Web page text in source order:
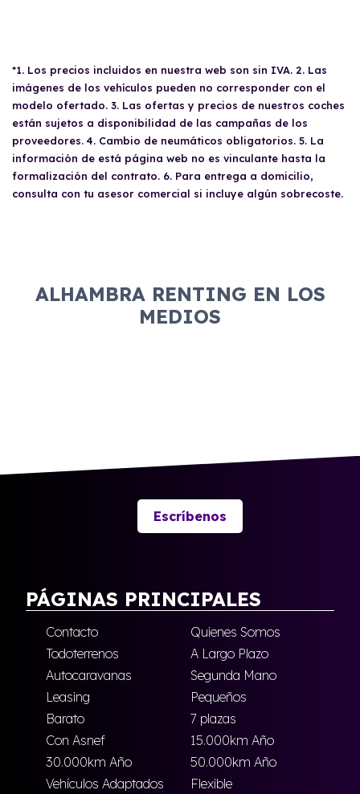
*1. Los precios incluidos en nuestra web son sin IVA. 2. Las
imágenes de los vehículos pueden no corresponder con el
modelo ofertado. 3. Las ofertas y precios de nuestros coches
están sujetos a disponibilidad de las campañas de los
proveedores. 4. Cambio de neumáticos obligatorios. 5. La
información de está página web no es vinculante hasta la
formalización del contrato. 6. Para entrega a domicilio,
consulta con tu asesor comercial si incluye algún sobrecoste.
ALHAMBRA RENTING EN LOS
MEDIOS
Escríbenos
PÁGINAS PRINCIPALES
Contacto
Quienes Somos
Todoterrenos
A Largo Plazo
Autocaravanas
Segunda Mano
Leasing
Pequeños
Barato
7 plazas
Con Asnef
15.000km Año
30.000km Año
50.000km Año
Vehículos Adaptados
Flexible